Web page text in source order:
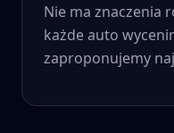
Nie ma znaczenia
każde auto
zaproponujemy